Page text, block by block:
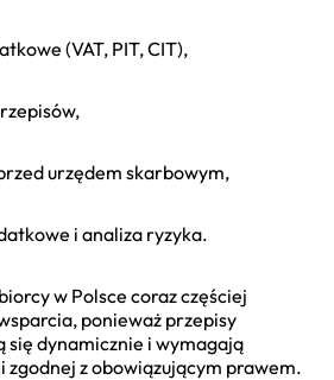
(VAT, PIT, CIT),
urzędem skarbowym,
i analiza ryzyka.
w Polsce coraz częściej
ponieważ przepisy
się dynamicznie i wymagają
z obowiązującym prawem.